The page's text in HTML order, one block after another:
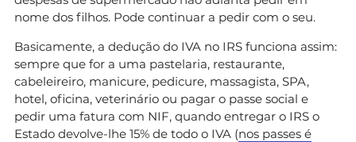
nome dos filhos. Pode continuar a pedir com o seu.
Basicamente, a dedução do IVA no IRS funciona assim:
sempre que for a uma pastelaria, restaurante,
cabeleireiro, manicure, pedicure, massagista, SPA,
hotel, oficina, veterinário ou pagar o passe social e
pedir uma fatura com NIF, quando entregar o IRS o
Estado devolve-lhe 15% de todo o IVA (nos passes é